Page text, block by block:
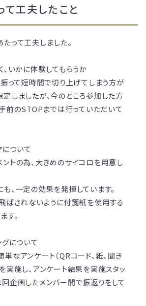
て工夫したこと
って工夫しました。
、いかに体験してもらうか
って短時間で切り上げてしまう方が
しましたが、今のところ参加した方
前のSTOPまでは行っていただいて
について
トの為、大きめのサイコロを用意し
、一定の効果を発揮しています。
ばされないように付箋紙を使用する
す。
グについて
なアンケート（QRコード、紙、聞き
実施し、アンケート結果を実施スタッ
企画したメンバー間で振返りをして